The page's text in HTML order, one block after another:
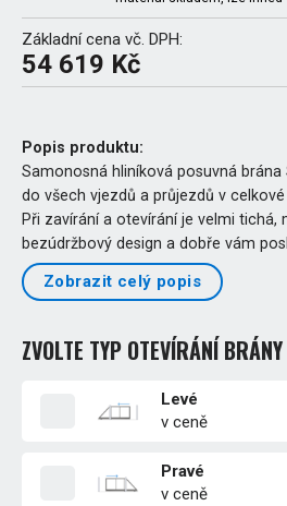
Základní cena vč. DPH:
54 619 Kč
Popis produktu:
Samonosná hliníková posuvná brána
do všech vjezdů a průjezdů v
Při zavírání a otevírání je velmi tichá,
bezúdržbový design a dobře vám
Zobrazit celý popis
ZVOLTE TYP OTEVÍRÁNÍ BRÁNY
Levé
v ceně
Pravé
v ceně